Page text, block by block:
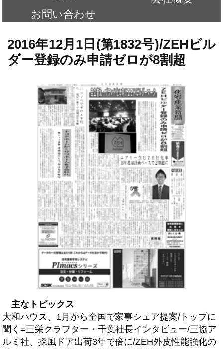
お問い合わせ
2016年12月1日(第1832号)/ZEHビル
ダー登録のみ申請ゼロが8割超
主なトピックス
大和ハウス、1月から全国で家事シェア提案/トップに
聞く=三栄クラフター・千葉社長インタビュー/三協ア
ルミ社、採風ドア出荷3年で倍に/ZEH外皮性能強化の